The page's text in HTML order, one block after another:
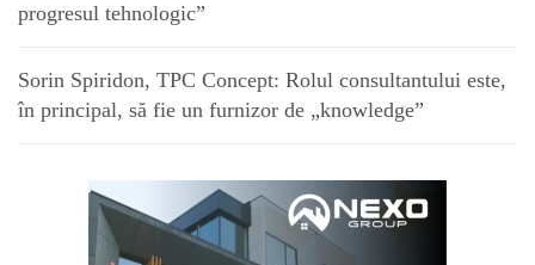
progresul tehnologic”
Sorin Spiridon, TPC Concept: Rolul consultantului este,
în principal, să fie un furnizor de „knowledge”